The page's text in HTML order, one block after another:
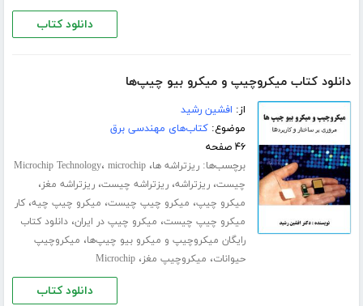
دانلود کتاب
دانلود کتاب میکروچیپ و میکرو بیو چیپ‌ها
از: افشین رشید
موضوع:کتاب‌های مهندسی برق
۴۶ صفحه
برچسب‌ها:ریزتراشه ها، Microchip Technology، microchip
چیست،ریزتراشه،ریزتراشه چیست،ریزتراشه مغز،
میکرو چیپ، میکرو چیپ چیست، میکرو چیپ چیه،کار
میکرو چیپ چیست، میکرو چیپ در ایران،دانلود کتاب
رایگان میکروچیپ و میکرو بیو چیپ‌ها، میکروچیپ
حیوانات، میکروچیپ مغز،Microchip
دانلود کتاب